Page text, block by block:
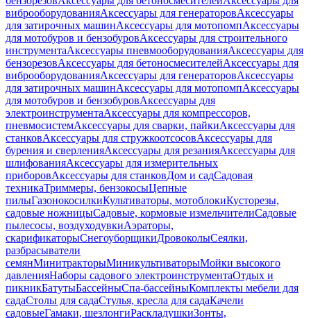
виброоборудованияАксессуары для генераторовАксессуары
для затирочных машинАксессуары для мотопомпАксессуары
для мотобуров и бензобуровАксессуары для строительного
инструментаАксессуары пневмооборудованияАксессуары для
бензорезовАксессуары для бетоносмесителейАксессуары для
виброоборудованияАксессуары для генераторовАксессуары
для затирочных машинАксессуары для мотопомпАксессуары
для мотобуров и бензобуровАксессуары для
электроинструментаАксессуары для компрессоров,
пневмосистемАксессуары для сварки, пайкиАксессуары для
станковАксессуары для стружкоотсосовАксессуары для
бурения и сверленияАксессуары для резанияАксессуары для
шлифованияАксессуары для измерительных
приборовАксессуары для станковДом и садСадовая
техникаТриммеры, бензокосыЦепные
пилыГазонокосилкиКультиваторы, мотоблокиКусторезы,
садовые ножницыСадовые, кормовые измельчителиСадовые
пылесосы, воздуходувкиАэраторы,
скарификаторыСнегоуборщикиДровоколыСеялки,
разбрасыватели
семянМинитракторыМиникультиваторыМойки высокого
давленияНаборы садового электроинструментаОтдых и
пикникБатутыБассейныСпа-бассейныКомплекты мебели для
садаСтолы для садаСтулья, кресла для садаКачели
садовыеГамаки, шезлонгиРаскладушкиЗонты,